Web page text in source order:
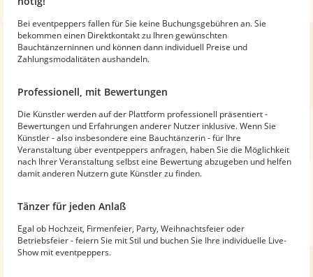
Bei eventpeppers fallen für Sie keine Buchungsgebühren an. Sie
bekommen einen Direktkontakt zu Ihren gewünschten
Bauchtänzerninnen und können dann individuell Preise und
Zahlungsmodalitäten aushandeln.
Professionell, mit Bewertungen
Die Künstler werden auf der Plattform professionell präsentiert -
Bewertungen und Erfahrungen anderer Nutzer inklusive. Wenn Sie
Künstler - also insbesondere eine Bauchtänzerin - für Ihre
Veranstaltung über eventpeppers anfragen, haben Sie die Möglichkeit
nach Ihrer Veranstaltung selbst eine Bewertung abzugeben und helfen
damit anderen Nutzern gute Künstler zu finden.
Tänzer für jeden Anlaß
Egal ob Hochzeit, Firmenfeier, Party, Weihnachtsfeier oder
Betriebsfeier - feiern Sie mit Stil und buchen Sie Ihre individuelle Live-
Show mit eventpeppers.